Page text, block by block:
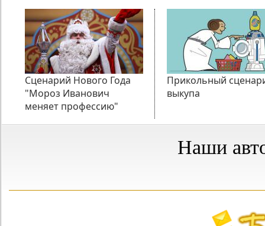
Сценарий Нового Года
"Мороз Иванович
меняет профессию"
Прикольный
выкупа
Наши